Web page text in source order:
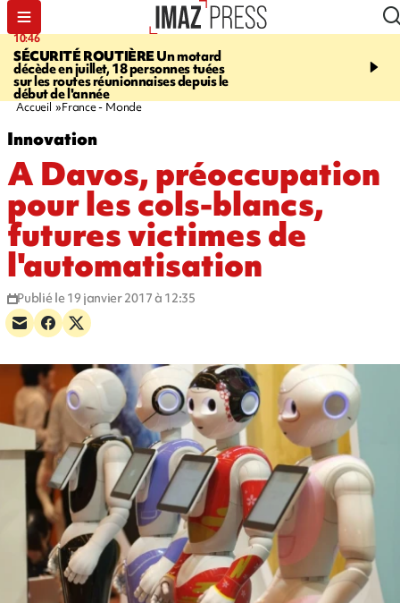
10:46
SÉCURITÉ ROUTIÈREUn motard
décède en juillet, 18 personnes tuées
sur les routes réunionnaises depuis le
début de l'année
13:49
mineurs - un courrier
Accueil France - Monde
Innovation
A Davos, préoccupation
pour les cols-blancs,
futures victimes de
l'automatisation
Publié le 19 janvier 2017 à 12:35